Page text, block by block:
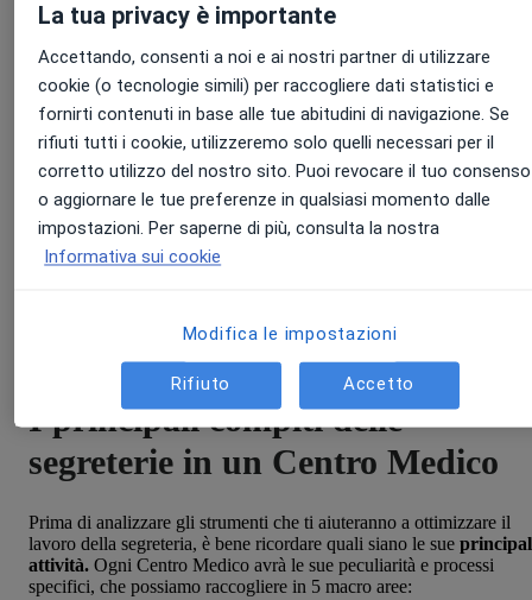
Gestisci al meglio il traffico
telefonico della tua
struttura, con MioDottore
Phone!
Prenota una dimostrazione gratuita!
I principali compiti delle
segreterie in un Centro Medico
Prima di analizzare gli strumenti che ti aiuteranno a ottimizzare il
lavoro della segreteria, è bene ricordare quali siano le sue
attività. Ogni Centro Medico avrà le sue peculiarità e processi
specifici, che possiamo raccogliere in 5 macro aree:
La tua privacy è importante
Accettando, consenti a noi e ai nostri partner di utilizzare
cookie (o tecnologie simili) per raccogliere dati statistici e
fornirti contenuti in base alle tue abitudini di navigazione. Se
rifiuti tutti i cookie, utilizzeremo solo quelli necessari per il
corretto utilizzo del nostro sito. Puoi revocare il tuo consenso
o aggiornare le tue preferenze in qualsiasi momento dalle
impostazioni. Per saperne di più, consulta la nostra
Informativa sui cookie
Modifica le impostazioni
Rifiuto Accetto